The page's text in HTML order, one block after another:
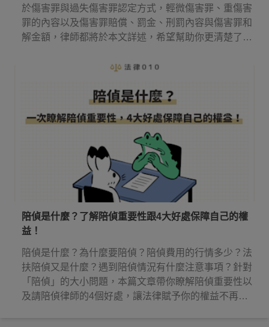
於傷害罪與過失傷害罪認定方式，輕微傷害罪、重傷害
罪的內容以及傷害罪賠償、罰金、刑罰內容與傷害罪和
解金額，律師都將於本文詳述，希望幫助你更清楚了解
陪偵是什麼？了解陪偵重要性跟4大好處保障自己的權
益！
陪偵是什麼？為什麼要陪偵？陪偵費用的行情多少？法
扶陪偵又是什麼？遇到陪偵情況有什麼注意事項？針對
「陪偵」的大小問題，本篇文章帶你瞭解陪偵重要性以
及請陪偵律師的4個好處，讓法律賦予你的權益不再睡